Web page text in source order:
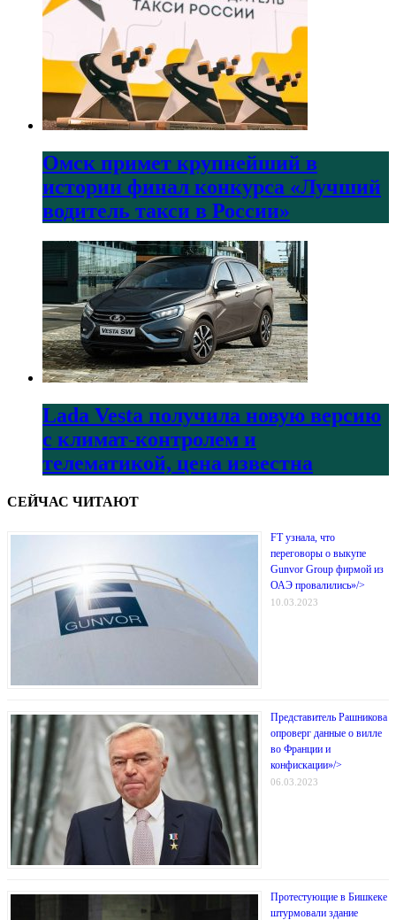
Омск примет крупнейший в
истории финал конкурса «Лучший
водитель такси в России»
Lada Vesta получила новую версию
с климат-контролем и
телематикой, цена известна
СЕЙЧАС ЧИТАЮТ
FT узнала, что
переговоры о выкупе
Gunvor Group фирмой из
ОАЭ провалились»/>
10.03.2023
Представитель Рашникова
опроверг данные о вилле
во Франции и
конфискации»/>
06.03.2023
Протестующие в Бишкеке
штурмовали здание